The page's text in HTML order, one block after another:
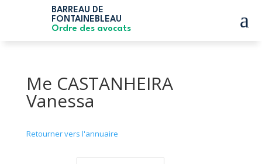
BARREAU DE
FONTAINEBLEAU
Ordre des avocats
a
Me CASTANHEIRA
Vanessa
Retourner vers l'annuaire